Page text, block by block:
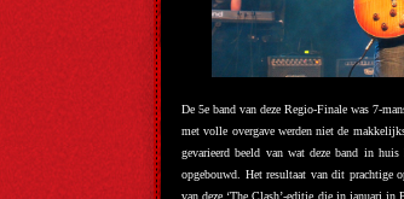
De 5e band van deze Regio-Finale was 7-
met volle overgave werden niet de
gevarieerd beeld van wat deze band in
opgebouwd. Het resultaat van dit prachtige
van deze ‘The Clash’-editie die in januari